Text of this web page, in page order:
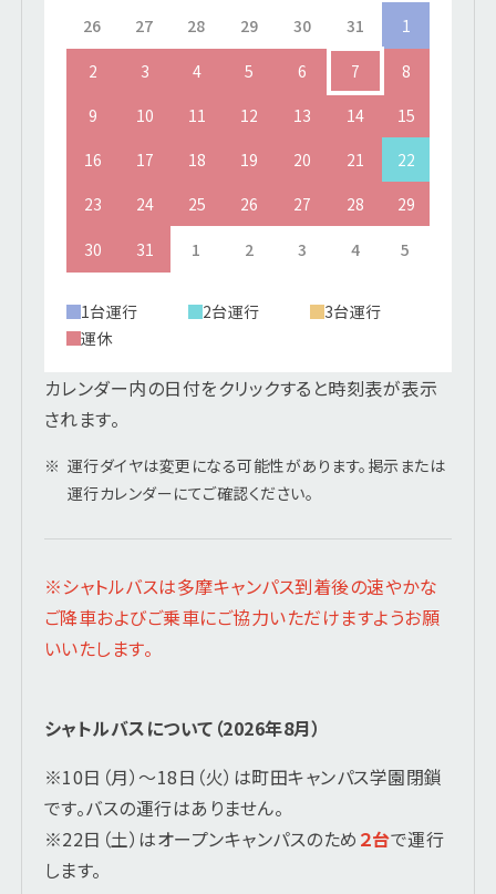
26 27 28 29 30 31 1
2 3 4 5 6 7
8
9
10 11 12 13 14
15
16
17 18 19 20 21
22
23
24 25 26 27 28 29
30 31 1 2 3 4 5
1台運行 2台運行
3台運行
運休
カレンダー内の日付をクリックすると時刻表が表示
されます。
※ 運行ダイヤは変更になる可能性があります。掲示または
運行カレンダーにてご確認ください。
※シャトルバスは多摩キャンパス到着後の速やかな
ご降車およびご乗車にご協力いただけますようお願
いいたします。
シャトルバスについて（2026年8月）
※10日（月）～18日（火）は町田キャンパス学園閉鎖
です。バスの運行はありません。
※22日（土）はオープンキャンパスのため ２台で運行
します。